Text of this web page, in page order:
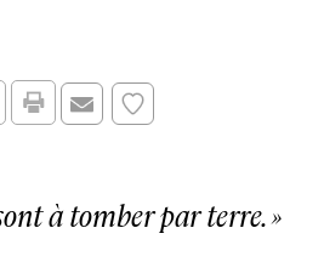
à tomber par terre.